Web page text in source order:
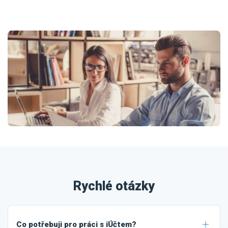
Rychlé otázky
Co potřebuji pro práci s iÚčtem?